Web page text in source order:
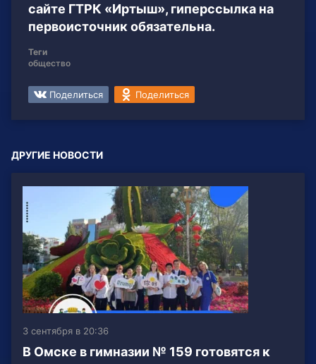
сайте ГТРК «Иртыш», гиперссылка на
первоисточник обязательна.
Теги
общество
Поделиться Поделиться
ДРУГИЕ НОВОСТИ
3 сентября в 20:36
В Омске в гимназии № 159 готовятся к